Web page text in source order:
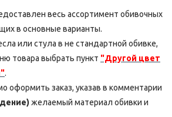
весь ассортимент обивочных
в основные варианты.
или стула в не стандартной обивке,
товара выбрать пункт "Другой цвет
.
оформить заказ, указав в комментарии
желаемый материал обивки и